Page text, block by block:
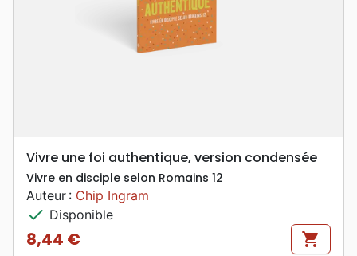
Vivre une foi authentique, version condensée
Vivre en disciple selon Romains 12
Auteur : Chip Ingram
check Disponible
Prix
8,44 € shopping_cart